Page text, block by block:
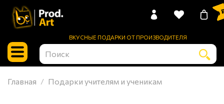
ВКУСНЫЕ ПОДАРКИ ОТ ПРОИЗВОДИТЕЛЯ
0
Главная Подарки учителям и ученикам